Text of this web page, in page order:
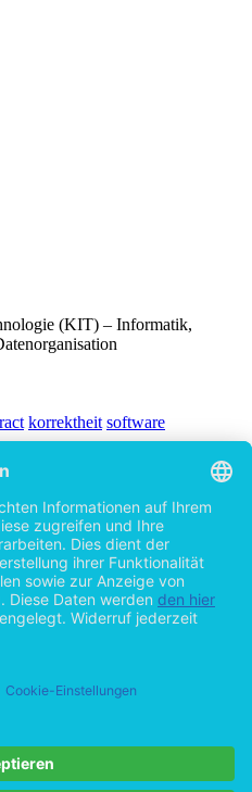
(KIT) – Informatik,
korrektheit software
& Thoms Media GmbH powered